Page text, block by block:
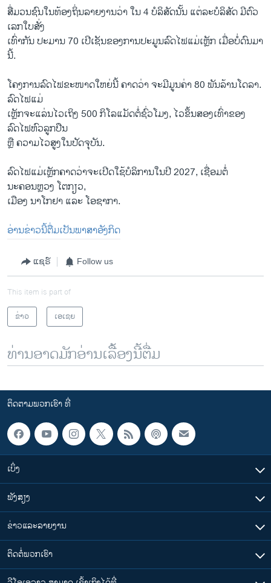
ສື່ມວນຊົນໃນທ້ອງຖິ່ນລາຍງານວ່າ ໃນ 4 ບໍລິສັດນັ້ນ ແຕ່ລະບໍລິສັດ ມີຕົວ
ເລກໃບສັ່ງ
ເທົ່າກັນ ປະມານ 70 ເປີເຊັນຂອງການປະມູນລົດໄຟແມ່ເຫຼັກ ເມື່ອບໍ່ດົນມາ
ນີ້.
ໂຄງການລົດໄຟຂະໜາດໃຫຍ່ນີ້ ຄາດວ່າ ຈະມີມູນຄ່າ 80 ພັນລ້ານໂດລາ.
ລົດໄຟແມ່
ເຫຼັກຈະແລ່ນໄວເຖິງ 500 ກິໂລແມັດຕໍ່ຊົ່ວໂມງ, ໄວຂຶ້ນສອງເທົ່າຂອງ
ລົດໄຟຫົວລູກປືນ
ຫຼື ຄວາມໄວສູງໃນປັດຈຸບັນ.
ລົດໄຟແມ່ເຫຼັກຄາດວ່າຈະເປີດໃຊ້ບໍລິການໃນປີ 2027, ເຊື່ອມຕໍ່
ນະຄອນຫຼວງ ໂຕກຽວ,
ເມືອງ ນາໂກຢາ ແລະ ໂອຊາກາ.
ອ່ານຂ່າວນີ້ຕື່ມເປັນພາສາອັງກິດ
ແຊຣ໌ Follow us
This item is part of
ຂ່າວ
ເອເຊຍ
ທ່ານອາດມັກອ່ານເລື້ອງນີ້ຕື່ມ
ຕິດຕາມພວກເຮົາ ທີ່
ເບິ່ງ
ຟັງສຽງ
ຂ່າວແລະລາຍງານ
ຕິດຕໍ່ພວກເຮົາ